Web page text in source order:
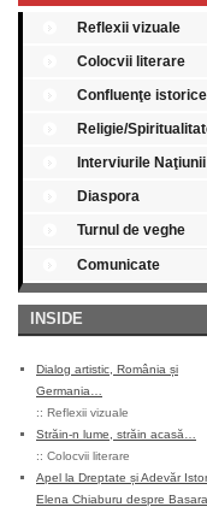
Reflexii vizuale
Colocvii literare
Confluenţe istorice
Religie/
Interviurile Naţiunii
Diaspora
Turnul de veghe
Comunicate
INSIDE
Dialog artistic, România și
Germania…
:: Reflexii vizuale
Străin-n lume, străin acasă…
:: Colocvii literare
Apel la Dreptate și Adevăr
Elena Chiaburu despre